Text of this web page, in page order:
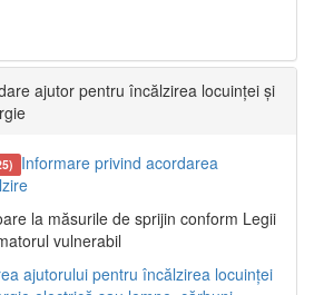
ajutor pentru încălzirea locuinței și
Informare privind acordarea
la măsurile de sprijin conform Legii
vulnerabil
ajutorului pentru încălzirea locuinței